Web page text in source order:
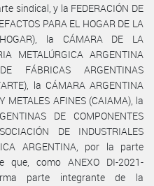
sindical, y la FEDERACIÓN DE
PARA EL HOGAR DE LA
la CÁMARA DE LA
METALÚRGICA ARGENTINA
FÁBRICAS ARGENTINAS
la CÁMARA ARGENTINA
METALES AFINES (CAIAMA), la
DE COMPONENTES
DE INDUSTRIALES
ARGENTINA, por la parte
que, como ANEXO DI-2021-
forma parte integrante de la